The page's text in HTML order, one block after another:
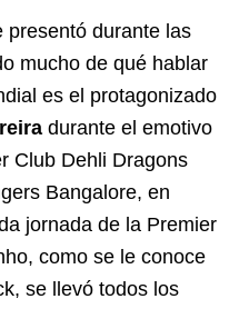
presentó durante las
mucho de qué hablar
es el protagonizado
durante el emotivo
Club Dehli Dragons
Bangalore, en
jornada de la Premier
como se le conoce
se llevó todos los